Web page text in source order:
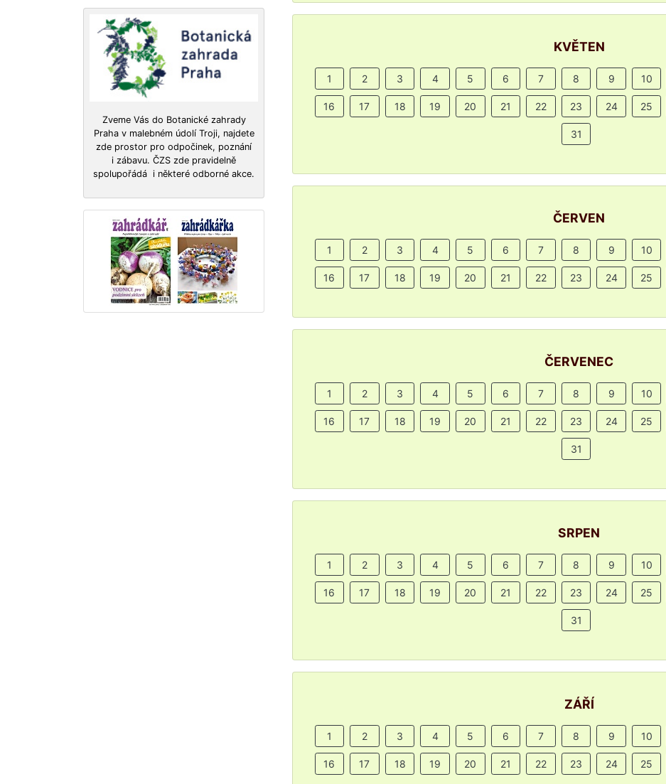
Zveme Vás do Botanické zahrady
Praha v malebném údolí Troji, najdete
zde prostor pro odpočinek, poznání
i zábavu. ČZS zde pravidelně
spolupořádá i některé odborné akce.
KVĚTEN
1 2 3 4 5 6 7 8 9 10
16 17 18 19 20 21 22 23 24 25
31
ČERVEN
1 2 3 4 5 6 7 8 9 10
16 17 18 19 20 21 22 23 24 25
ČERVENEC
1 2 3 4 5 6 7 8 9 10
16 17 18 19 20 21 22 23 24 25
31
SRPEN
1 2 3 4 5 6 7 8 9 10
16 17 18 19 20 21 22 23 24 25
31
ZÁŘÍ
1 2 3 4 5 6 7 8 9 10
16 17 18 19 20 21 22 23 24 25